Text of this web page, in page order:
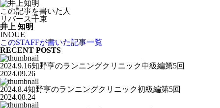
この記事を書いた人
リバース千束
井上 知明
INOUE
このSTAFFが書いた記事一覧
RECENT POSTS
2024.9.16知野亨のランニングクリニック中級編第5回
2024.09.26
2024.8.4知野亨のランニングクリニック初級編第5回
2024.08.24